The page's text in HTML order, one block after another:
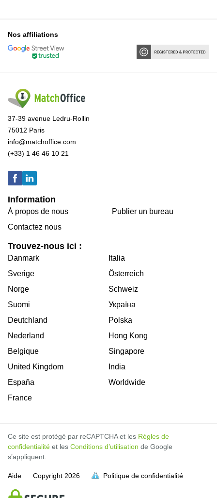
soit pleine.
soit pleine.
soit pleine.
soit pleine.
soit pleine.
soit pleine.
soit pleine.
soit pleine.
soit pleine.
soit pleine.
Nos affiliations
37-39 avenue Ledru-Rollin
75012 Paris
info@matchoffice.com
(+33) 1 46 46 10 21
Information
Á propos de nous
Contactez nous
Publier un bureau
Trouvez-nous ici :
Danmark
Sverige
Norge
Suomi
Deutchland
Nederland
Belgique
United Kingdom
España
France
Italia
Österreich
Schweiz
Україна
Polska
Hong Kong
Singapore
India
Worldwide
Ce site est protégé par reCAPTCHA et les Règles de
confidentialité et les Conditions d’utilisation de Google
s’appliquent.
Aide Copyright 2026 Politique de confidentialité